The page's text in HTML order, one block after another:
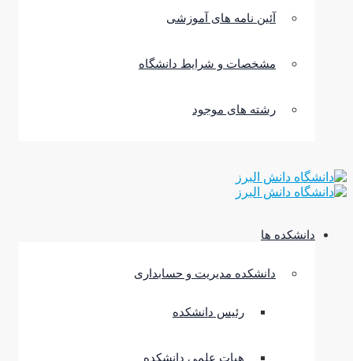
آئین نامه های آموزشی
مشخصات و شرایط دانشگاه
رشته های موجود
دانشکده ها
دانشکده مدیریت و حسابداری
رئیس دانشکده
هیات علمی دانشکده